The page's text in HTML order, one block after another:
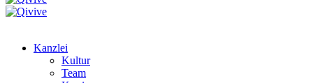
Kanzlei
Kultur
Team